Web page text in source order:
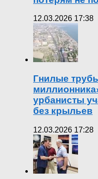
12.03.2026 17:38
Гнилые
урбанисты
без крыльев
12.03.2026 17:28